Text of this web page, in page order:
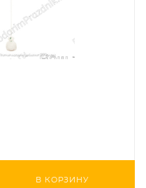
В КОРЗИНУ